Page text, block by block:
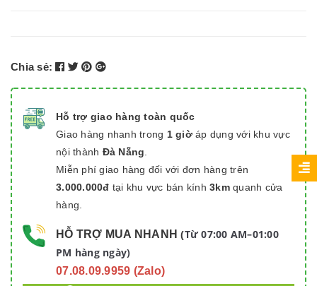
Chia sẻ:
Hỗ trợ giao hàng toàn quốc
Giao hàng nhanh trong 1 giờáp dụng với khu vực
nội thành Đà Nẵng
Miễn phí giao hàng đối với đơn hàng trên
3.000.000đ tại khu vực bán kính 3kmquanh cửa
hàng.
HỖ TRỢ MUA NHANH (Từ 07:00 AM–01:00
PM hàng ngày)
07.08.09.9959 (Zalo)